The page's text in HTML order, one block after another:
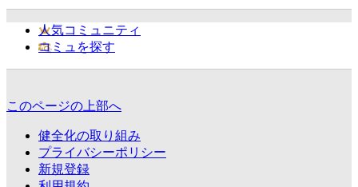
人気コミュニティ
コミュを探す
このページの上部へ
健全化の取り組み
プライバシーポリシー
新規登録